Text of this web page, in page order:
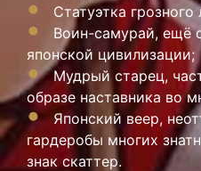
Статуэтка грозного
Воин-самурай, ещё
японской цивилизации;
Мудрый старец,
образе наставника во
Японский веер,
гардеробы многих
знак скаттер.